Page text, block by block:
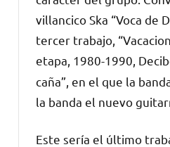
villancico Ska “Voca de
tercer trabajo,
etapa, 1980-1990,
caña”, en el que la
la banda el nuevo
Este sería el último